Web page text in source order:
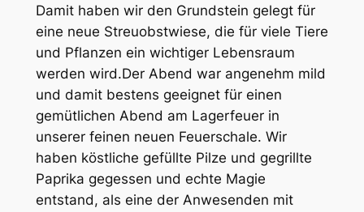
Damit haben wir den Grundstein gelegt für
eine neue Streuobstwiese, die für viele Tiere
und Pflanzen ein wichtiger Lebensraum
werden wird.Der Abend war angenehm mild
und damit bestens geeignet für einen
gemütlichen Abend am Lagerfeuer in
unserer feinen neuen Feuerschale. Wir
haben köstliche gefüllte Pilze und gegrillte
Paprika gegessen und echte Magie
entstand, als eine der Anwesenden mit